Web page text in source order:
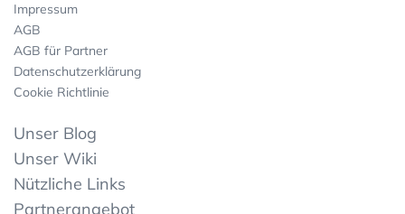
Impressum
AGB
AGB für Partner
Datenschutzerklärung
Cookie Richtlinie
Unser Blog
Unser Wiki
Nützliche Links
Partnerangebot